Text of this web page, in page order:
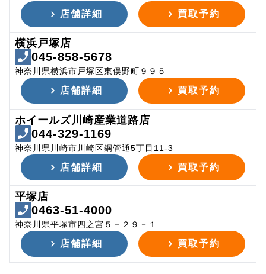
店舗詳細 買取予約
横浜戸塚店
045-858-5678
神奈川県横浜市戸塚区東俣野町９９５
店舗詳細 買取予約
ホイールズ川崎産業道路店
044-329-1169
神奈川県川崎市川崎区鋼管通5丁目11-3
店舗詳細 買取予約
平塚店
0463-51-4000
神奈川県平塚市四之宮５－２９－１
店舗詳細 買取予約